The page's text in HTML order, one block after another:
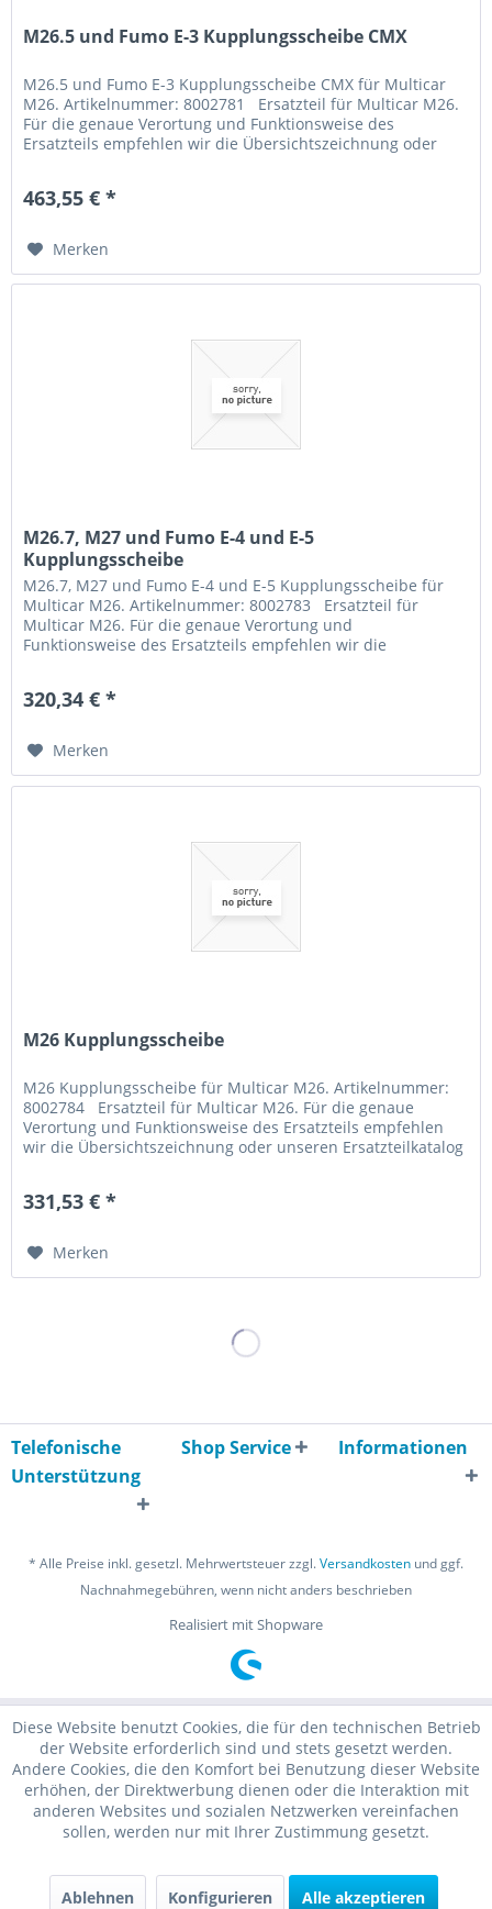
M26.5 und Fumo E-3 Kupplungsscheibe CMX
M26.5 und Fumo E-3 Kupplungsscheibe CMX für Multicar
M26. Artikelnummer: 8002781 Ersatzteil für Multicar M26.
Für die genaue Verortung und Funktionsweise des
Ersatzteils empfehlen wir die Übersichtszeichnung oder
463,55 € *
Merken
M26.7, M27 und Fumo E-4 und E-5
Kupplungsscheibe
M26.7, M27 und Fumo E-4 und E-5 Kupplungsscheibe für
Multicar M26. Artikelnummer: 8002783 Ersatzteil für
Multicar M26. Für die genaue Verortung und
Funktionsweise des Ersatzteils empfehlen wir die
320,34 € *
Merken
M26 Kupplungsscheibe
M26 Kupplungsscheibe für Multicar M26. Artikelnummer:
8002784 Ersatzteil für Multicar M26. Für die genaue
Verortung und Funktionsweise des Ersatzteils empfehlen
wir die Übersichtszeichnung oder unseren Ersatzteilkatalog
331,53 € *
Merken
Telefonische
Unterstützung
Shop Service Informationen
* Alle Preise inkl. gesetzl. Mehrwertsteuer zzgl.Versandkosten und ggf.
Nachnahmegebühren, wenn nicht anders beschrieben
Realisiert mit Shopware
Diese Website benutzt Cookies, die für den technischen Betrieb
der Website erforderlich sind und stets gesetzt werden.
Andere Cookies, die den Komfort bei Benutzung dieser Website
erhöhen, der Direktwerbung dienen oder die Interaktion mit
anderen Websites und sozialen Netzwerken vereinfachen
sollen, werden nur mit Ihrer Zustimmung gesetzt.
Ablehnen Konfigurieren Alle akzeptieren